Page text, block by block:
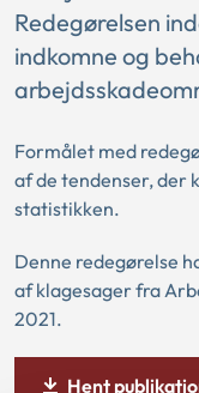
Redegørelsen
indkomne og
Formålet med
af de tendenser, der
statistikken.
Denne redegørelse
af klagesager fra
2021.
Hent